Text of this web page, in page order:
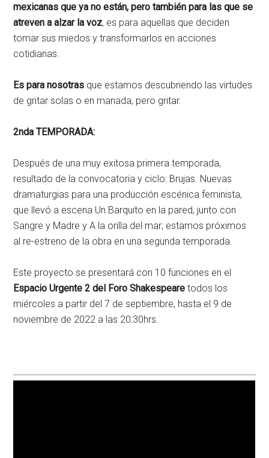
mexicanas que ya no están, pero también para las que se
atreven a alzar la voz, es para aquellas que deciden
tomar sus miedos y transformarlos en acciones
cotidianas.
Es para nosotras que estamos descubriendo las virtudes
de gritar solas o en manada, pero gritar.
2nda TEMPORADA:
Después de una muy exitosa primera temporada,
resultado de la convocatoria y ciclo: Brujas. Nuevas
dramaturgias para una producción escénica feminista,
que llevó a escena Un Barquito en la pared, junto con
Sangre y Madre y A la orilla del mar; estamos próximos
al re-estreno de la obra en una segunda temporada.
Este proyecto se presentará con 10 funciones en el
Espacio Urgente 2 del Foro Shakespeare todos los
miércoles a partir del 7 de septiembre, hasta el 9 de
noviembre de 2022 a las 20:30hrs.